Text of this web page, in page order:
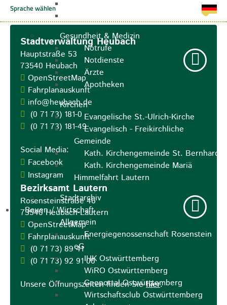
Gesundheit & Medizin
Notrufe
Notdienste
Ärzte
Apotheken
Kirchen
Evangelische St.-Ulrich-Kirche
Evangelisch - Freikirchliche
Gemeinde
Kath. Kirchengemeinde St. Bernhard
Kath. Kirchengemeinde Mariä
Himmelfahrt Lautern
Stadtarchiv
Bauen / Wirtschaft
Allgemein
Energiegenossenschaft Rosenstein
eG
IHK Ostwürttemberg
WiRO Ostwürttemberg
Geoportal Ostwürttemberg
Wirtschaftsclub Ostwürttemberg
Stadtverwaltung Heubach
Hauptstraße 53
73540 Heubach
OpenStreetMap
Fahrplanauskunft
info@heubach.de
(0 71 73) 181-0
(0 71 73) 181-49
Social Media:
Facebook
Instagram
Bezirksamt Lautern
Rosensteinstraße 46
73540 Heubach-Lautern
OpenStreetMap
Fahrplanauskunft
(0 71 73) 89 41
(0 71 73) 92 91 00
Unsere Öffnungszeiten finden Siehier.